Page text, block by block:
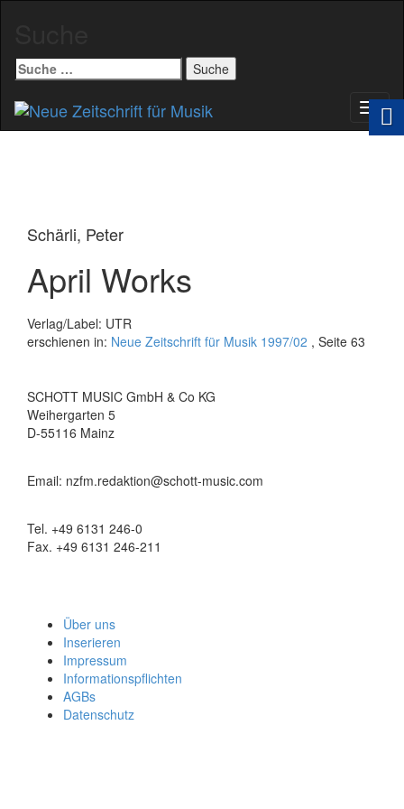
Suche
nach:
Schärli, Peter
April Works
Verlag/Label: UTR
erschienen in: Neue Zeitschrift für Musik 1997/02 , Seite 63
SCHOTT MUSIC GmbH & Co KG
Weihergarten 5
D-55116 Mainz
Email: nzfm.redaktion@schott-music.com
Tel. +49 6131 246-0
Fax. +49 6131 246-211
Über uns
Inserieren
Impressum
Informationspflichten
AGBs
Datenschutz